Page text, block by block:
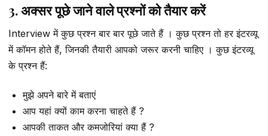
3. अक्सर पूछे जाने वाले प्रश्नों को तैयार करें
Interview में कुछ प्रश्न बार बार पूछे जाते हैं । कुछ प्रश्न तो हर इंटरव्यू
में कॉमन होते हैं, जिनकी तैयारी आपको जरूर करनी चाहिए । कुछ इंटरव्यू
के प्रश्न हैं:
मुझे अपने बारे में बताएं
आप यहां क्यों काम करना चाहते हैं ?
आपकी ताकत और कमजोरियां क्या हैं ?